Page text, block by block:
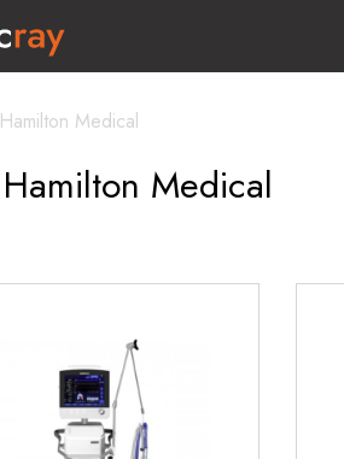
Hamilton Medical
Hamilton Medical